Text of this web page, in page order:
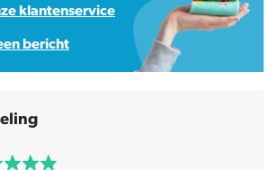
klantenservice
bericht